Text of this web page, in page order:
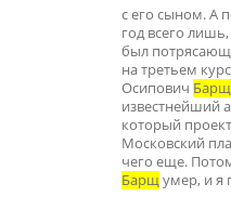
с его сыном. А
год всего
был
на третьем
Осипович Барщ
известнейший
который
Московский
чего еще.
Барщумер, и я